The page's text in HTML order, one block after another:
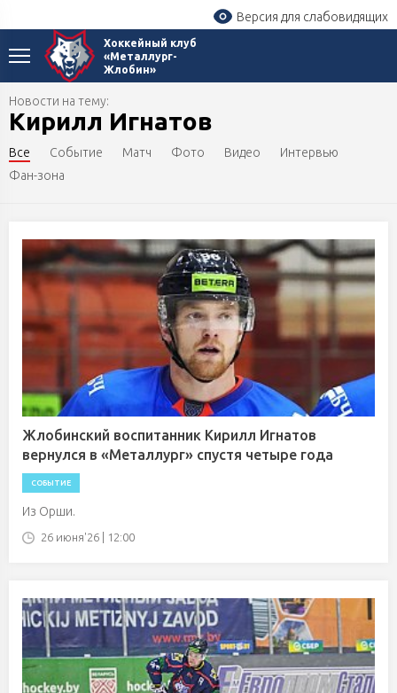
Версия для слабовидящих
Хоккейный клуб
«Металлург-
Жлобин»
Кирилл Игнатов
Новости на тему:
Все Событие Матч Фото Видео
Интервью
Фан-зона
Жлобинский воспитанник Кирилл Игнатов
вернулся в «Металлург» спустя четыре года
СОБЫТИЕ
Из Орши.
26 июня'26 | 12:00